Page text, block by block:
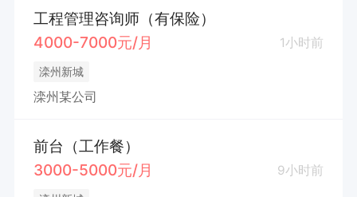
工程管理咨询师（有保险）
4000-7000元/月
1小时前
滦州新城
滦州某公司
前台（工作餐）
3000-5000元/月
9小时前